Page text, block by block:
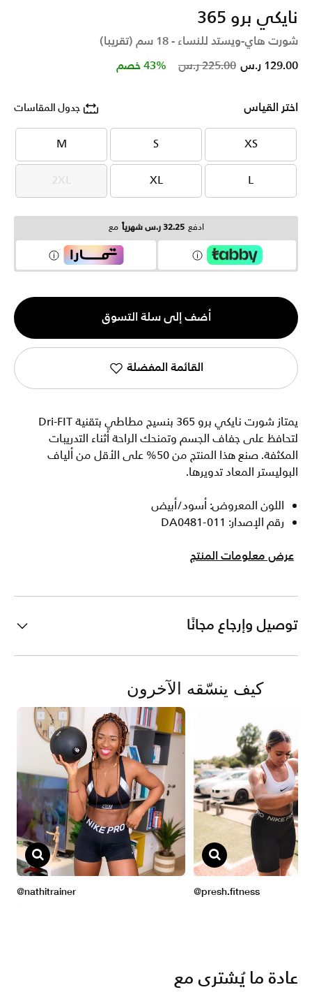
نايكي برو 365
شورت هاي-ويستد للنساء - 18 سم (تقريبا)
Price reduced from
225.00 ر.س to 129.00 ر.س 43% خصم
اختر القياس جدول المقاسات
XS
XS
S
S
M
M
L
L
XL
XL
2XL
2XL
ادفع 32.25 ر.س شهرياً مع
الكمية
1
أضف إلى سلة التسوق
القائمة المفضلة
يمتاز شورت نايكي برو 365 بنسيج مطاطي بتقنية Dri-FIT
لتحافظ على جفاف الجسم وتمنحك الراحة أثناء التدريبات
المكثفة. صنع هذا المنتج من 50% على الأقل من ألياف
البوليستر المعاد تدويرها.
اللون المعروض: أسود/أبيض
رقم الإصدار: DA0481-011
عرض معلومات المنتج
توصيل وإرجاع مجانًا
عادة ما يُشترى مع